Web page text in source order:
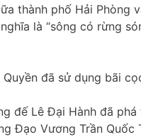
thành phố Hải Phòng
là “sông có rừng
đã sử dụng bãi
đế Lê Đại Hành đã
Đạo Vương Trần